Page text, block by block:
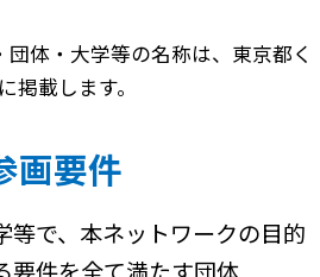
体・大学等の名称は、東京都く
掲載します。
画要件
等で、本ネットワークの目的